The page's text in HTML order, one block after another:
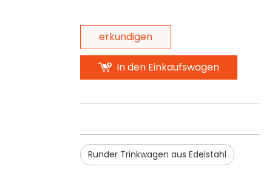
erkundigen
In den Einkaufswagen
Runder Trinkwagen aus Edelstahl